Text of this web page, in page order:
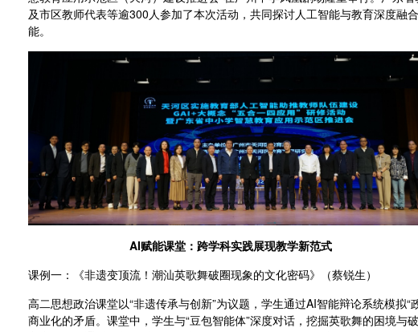
及市区教师代表等逾300人参加了本次活动，共同探讨人工智能与教育深度融
能。
AI赋能课堂：跨学科实践展现教学新范式
课例一：《非遗变顶流！潮汕英歌舞破圈现象的文化密码》（蔡锐生）
高二思想政治课堂以“非遗传承与创新”为议题，学生通过AI智能辩论系统模拟
商业化的矛盾。课堂中，学生与“豆包智能体”深度对话，挖掘英歌舞的困境与